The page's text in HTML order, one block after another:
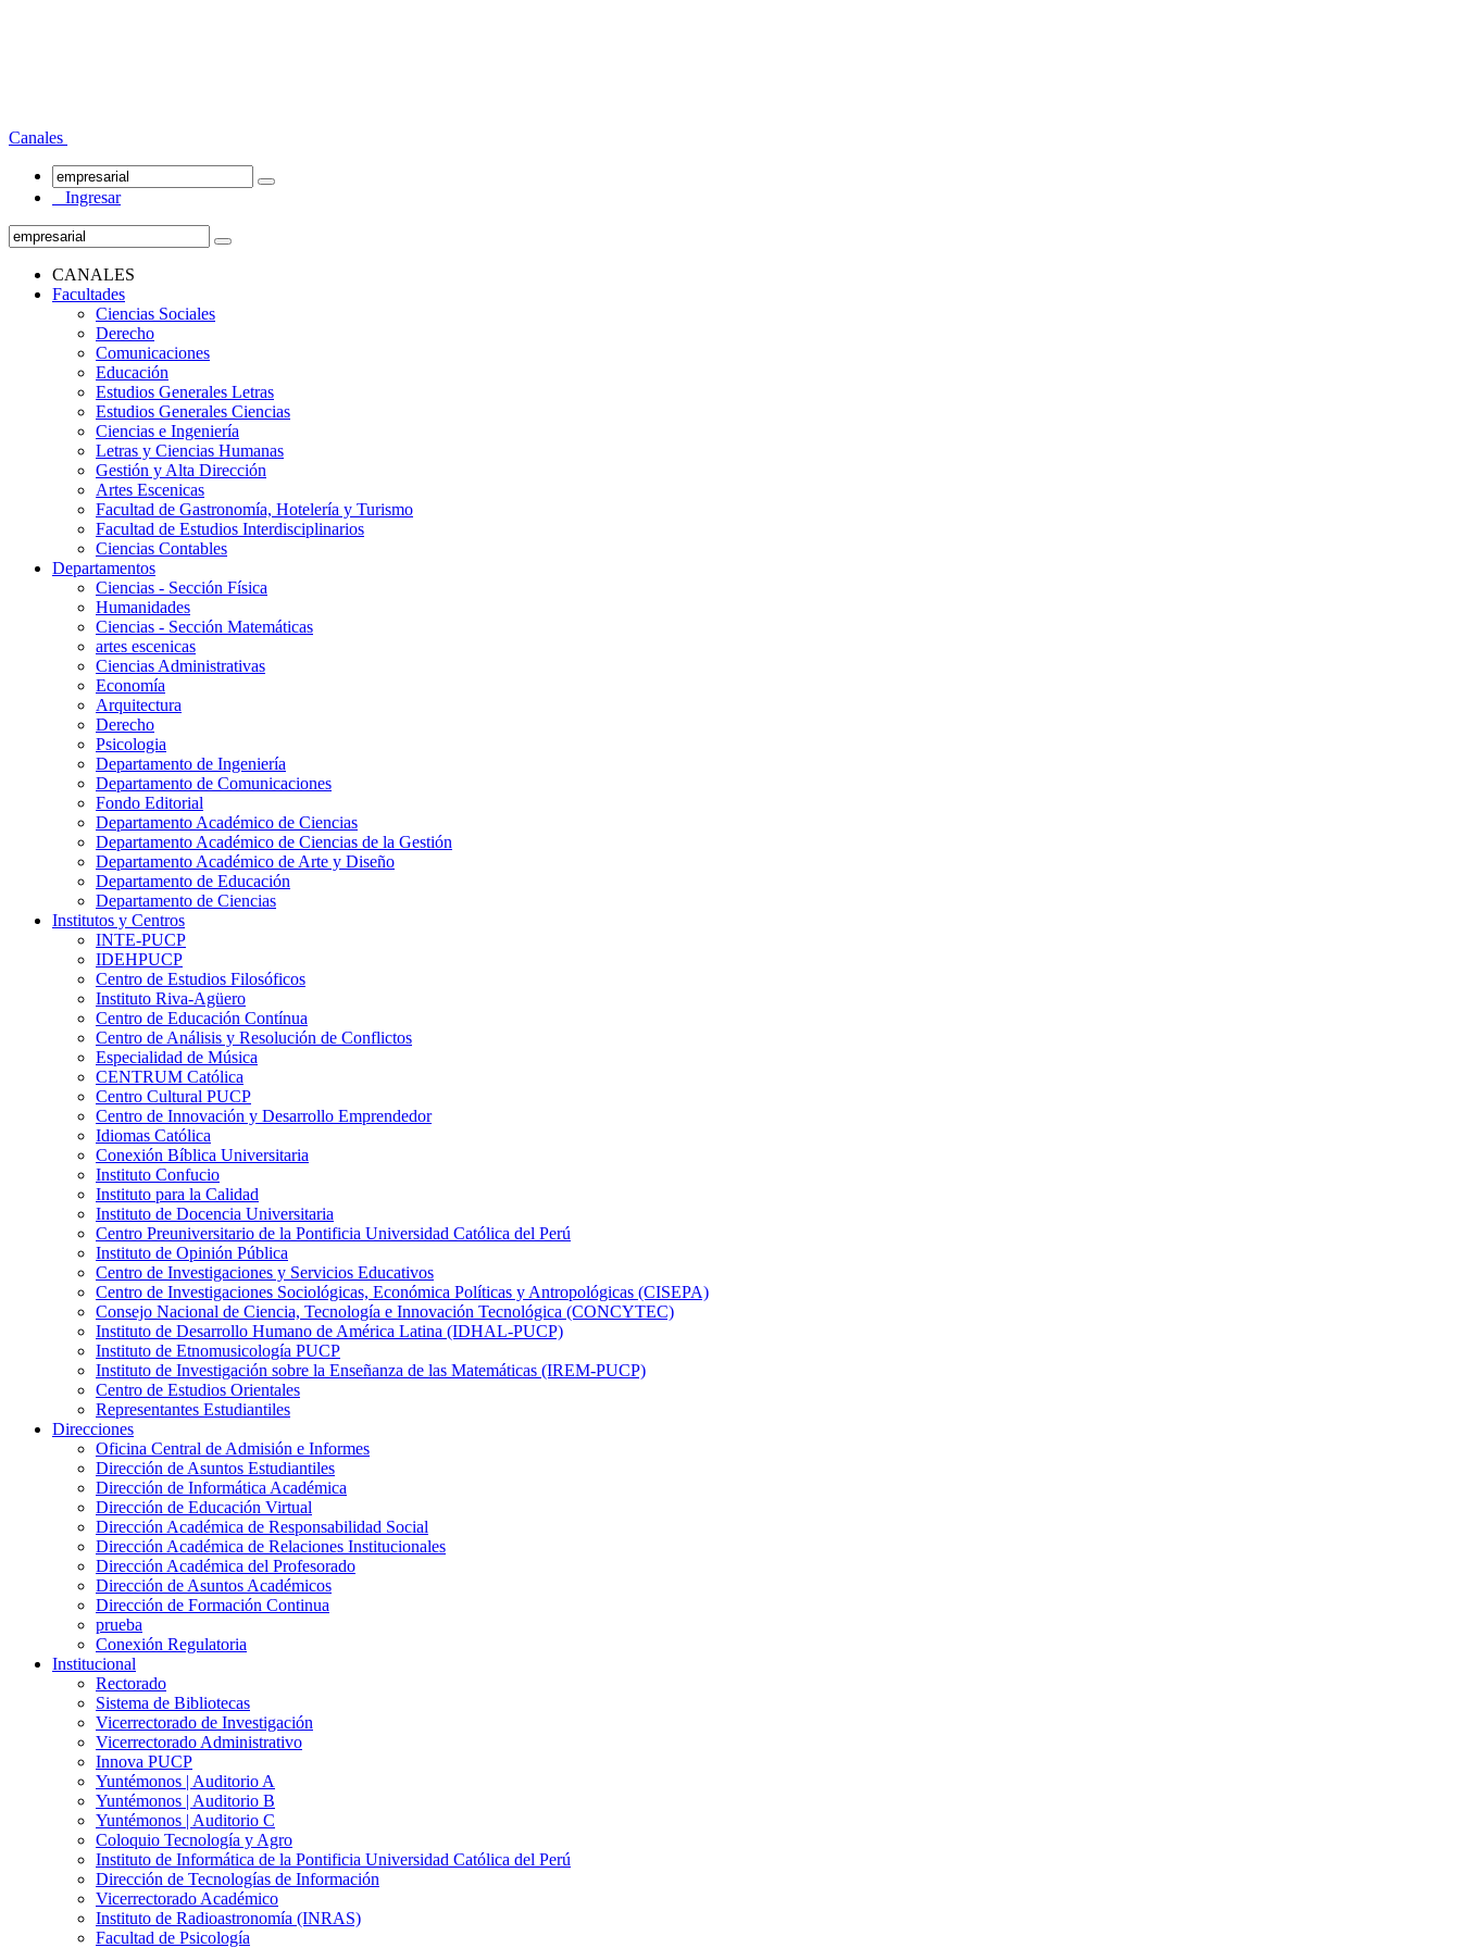
Canales
Ingresar
CANALES
Facultades
Ciencias Sociales
Derecho
Comunicaciones
Educación
Estudios Generales Letras
Estudios Generales Ciencias
Ciencias e Ingeniería
Letras y Ciencias Humanas
Gestión y Alta Dirección
Artes Escenicas
Facultad de Gastronomía, Hotelería y Turismo
Facultad de Estudios Interdisciplinarios
Ciencias Contables
Departamentos
Ciencias - Sección Física
Humanidades
Ciencias - Sección Matemáticas
artes escenicas
Ciencias Administrativas
Economía
Arquitectura
Derecho
Psicologia
Departamento de Ingeniería
Departamento de Comunicaciones
Fondo Editorial
Departamento Académico de Ciencias
Departamento Académico de Ciencias de la Gestión
Departamento Académico de Arte y Diseño
Departamento de Educación
Departamento de Ciencias
Institutos y Centros
INTE-PUCP
IDEHPUCP
Centro de Estudios Filosóficos
Instituto Riva-Agüero
Centro de Educación Contínua
Centro de Análisis y Resolución de Conflictos
Especialidad de Música
CENTRUM Católica
Centro Cultural PUCP
Centro de Innovación y Desarrollo Emprendedor
Idiomas Católica
Conexión Bíblica Universitaria
Instituto Confucio
Instituto para la Calidad
Instituto de Docencia Universitaria
Centro Preuniversitario de la Pontificia Universidad Católica del Perú
Instituto de Opinión Pública
Centro de Investigaciones y Servicios Educativos
Centro de Investigaciones Sociológicas, Económica Políticas y Antropológicas (CISEPA)
Consejo Nacional de Ciencia, Tecnología e Innovación Tecnológica (CONCYTEC)
Instituto de Desarrollo Humano de América Latina (IDHAL-PUCP)
Instituto de Etnomusicología PUCP
Instituto de Investigación sobre la Enseñanza de las Matemáticas (IREM-PUCP)
Centro de Estudios Orientales
Representantes Estudiantiles
Direcciones
Oficina Central de Admisión e Informes
Dirección de Asuntos Estudiantiles
Dirección de Informática Académica
Dirección de Educación Virtual
Dirección Académica de Responsabilidad Social
Dirección Académica de Relaciones Institucionales
Dirección Académica del Profesorado
Dirección de Asuntos Académicos
Dirección de Formación Continua
prueba
Conexión Regulatoria
Institucional
Rectorado
Sistema de Bibliotecas
Vicerrectorado de Investigación
Vicerrectorado Administrativo
Innova PUCP
Yuntémonos | Auditorio A
Yuntémonos | Auditorio B
Yuntémonos | Auditorio C
Coloquio Tecnología y Agro
Instituto de Informática de la Pontificia Universidad Católica del Perú
Dirección de Tecnologías de Información
Vicerrectorado Académico
Instituto de Radioastronomía (INRAS)
Facultad de Psicología